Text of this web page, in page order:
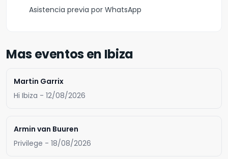
Asistencia previa por WhatsApp
Mas eventos en Ibiza
Martin Garrix
Hï Ibiza - 12/08/2026
Armin van Buuren
Privilege - 18/08/2026